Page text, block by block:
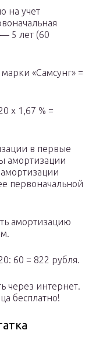
на учет
5 лет (60
«Самсунг» =
х 1,67 % =
в первые
амортизации
первоначальной
амортизацию
60 = 822 рубля.
через интернет.
бесплатно!